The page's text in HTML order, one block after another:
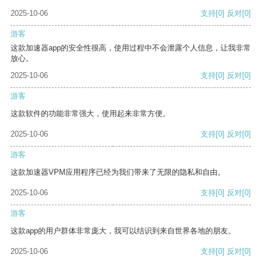
2025-10-06
支持[0] 反对[0]
游客
这款加速器app的安全性很高，使用过程中不会泄露个人信息，让我非常
放心。
2025-10-06
支持[0] 反对[0]
游客
这款软件的功能非常强大，使用起来非常方便。
2025-10-06 支持[0] 反对[0]
游客
这款加速器VPM应用程序已经为我们带来了无限的隐私和自由。
2025-10-06 支持[0] 反对[0]
游客
这款app的用户群体非常庞大，我可以结识到来自世界各地的朋友。
2025-10-06 支持[0] 反对[0]